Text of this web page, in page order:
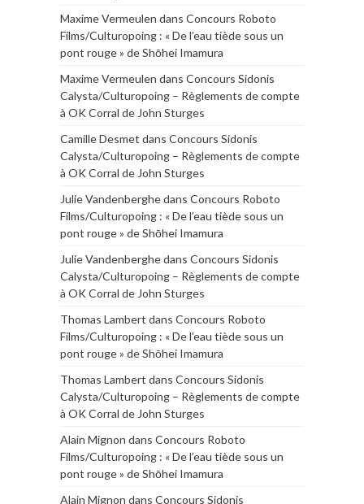
Maxime Vermeulen dans Concours Roboto
Films/Culturopoing : « De l’eau tiède sous un
pont rouge » de Shōhei Imamura
Maxime Vermeulen dans Concours Sidonis
Calysta/Culturopoing – Règlements de compte
à OK Corral de John Sturges
Camille Desmet dans Concours Sidonis
Calysta/Culturopoing – Règlements de compte
à OK Corral de John Sturges
Julie Vandenberghedans Concours Roboto
Films/Culturopoing : « De l’eau tiède sous un
pont rouge » de Shōhei Imamura
Julie Vandenberghedans Concours Sidonis
Calysta/Culturopoing – Règlements de compte
à OK Corral de John Sturges
Thomas Lambert dans Concours Roboto
Films/Culturopoing : « De l’eau tiède sous un
pont rouge » de Shōhei Imamura
Thomas Lambert dans Concours Sidonis
Calysta/Culturopoing – Règlements de compte
à OK Corral de John Sturges
Alain Mignon dans Concours Roboto
Films/Culturopoing : « De l’eau tiède sous un
pont rouge » de Shōhei Imamura
Alain Mignon dans Concours Sidonis